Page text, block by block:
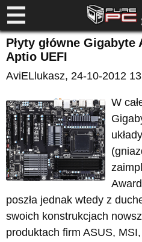
Płyty główne
Aptio UEFI
AviELlukasz, 24-10-2012
W
poszła jednak wtedy z
swoich konstrukcjach
produktach firm ASUS,